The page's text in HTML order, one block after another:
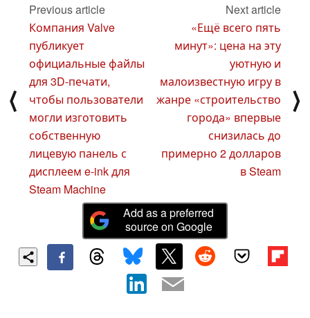
⟨
Previous article
Компания Valve
публикует
официальные файлы
для 3D-печати,
чтобы пользователи
могли изготовить
собственную
лицевую панель с
дисплеем e-ink для
Steam Machine
Next article
«Ещё всего пять
минут»: цена на эту
уютную и
малоизвестную игру в
жанре «строительство
города» впервые
снизилась до
примерно 2 долларов
в Steam
⟩
Add as a preferred
source on Google